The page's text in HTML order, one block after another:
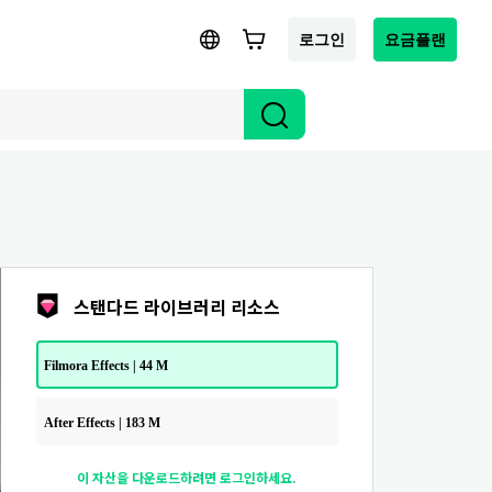
로그인 요금플랜
스탠다드 라이브러리 리소스
Filmora Effects | 44 M
After Effects | 183 M
이 자산을 다운로드하려면 로그인하세요.